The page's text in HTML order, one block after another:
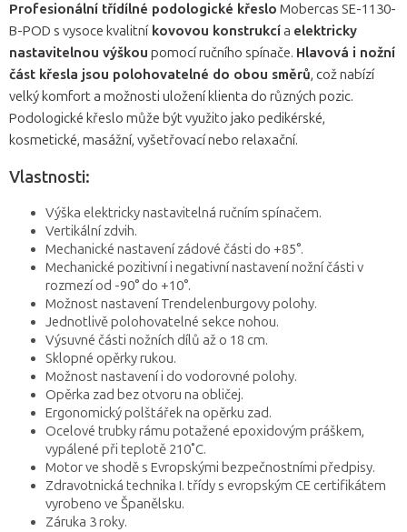
Profesionální třídílné podologické křeslo Mobercas SE-1130-
B-POD s vysoce kvalitníkovovou konstrukcía elektricky
nastavitelnou výškou pomocí ručního spínače. Hlavová i nožní
část křesla jsou polohovatelné do obou směrů, což nabízí
velký komfort a možnosti uložení klienta do různých pozic.
Podologické křeslo může být využito jako pedikérské,
kosmetické, masážní, vyšetřovací nebo relaxační.
Vlastnosti:
Výška elektricky nastavitelná ručním spínačem.
Vertikální zdvih.
Mechanické nastavení zádové části do +85°.
Mechanické pozitivní i negativní nastavení nožní části v
rozmezí od -90° do +10°.
Možnost nastavení Trendelenburgovy polohy.
Jednotlivě polohovatelné sekce nohou.
Výsuvné části nožních dílů až o 18 cm.
Sklopné opěrky rukou.
Možnost nastavení i do vodorovné polohy.
Opěrka zad bez otvoru na obličej.
Ergonomický polštářek na opěrku zad.
Ocelové trubky rámu potažené epoxidovým práškem,
vypálené při teplotě 210˚C.
Motor ve shodě s Evropskými bezpečnostními předpisy.
Zdravotnická technika I. třídy s evropským CE certifikátem
vyrobeno ve Španělsku.
Záruka 3 roky.